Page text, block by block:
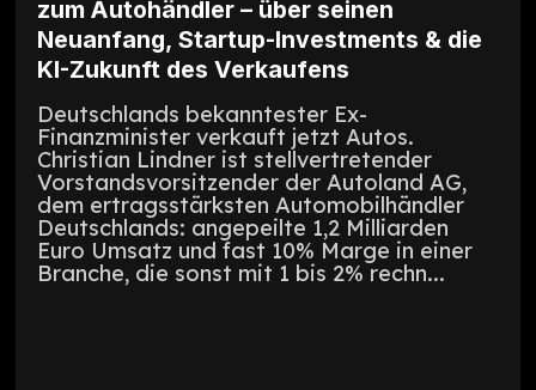
zum Autohändler – über seinen
Neuanfang, Startup-Investments & die
KI-Zukunft des Verkaufens
Deutschlands bekanntester Ex-
Finanzminister verkauft jetzt Autos.
Christian Lindner ist stellvertretender
Vorstandsvorsitzender der Autoland AG,
dem ertragsstärksten Automobilhändler
Deutschlands: angepeilte 1,2 Milliarden
Euro Umsatz und fast 10% Marge in einer
Branche, die sonst mit 1 bis 2% rechn...